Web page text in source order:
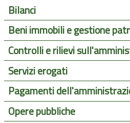
Bilanci
Beni immobili e gestione
Controlli e rilievi
Servizi erogati
Pagamenti
Opere pubbliche